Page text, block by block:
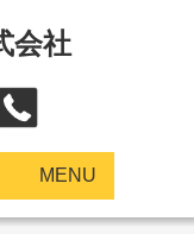
会社
MENU